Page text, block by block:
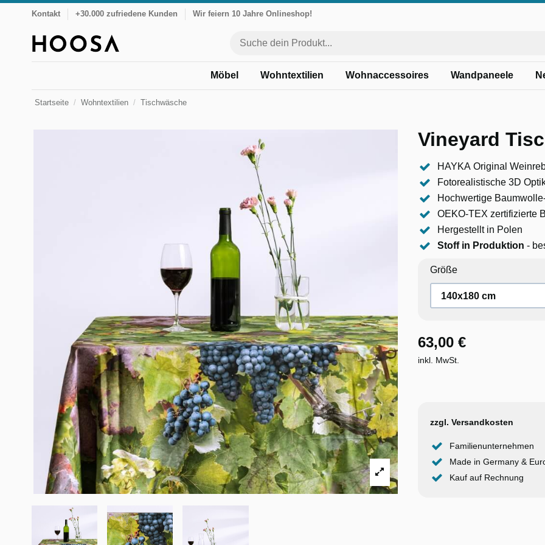
Kontakt +30.000 zufriedene Kunden Wir feiern 10 Jahre Onlineshop!
Möbel Wohntextilien Wohnaccessoires Wandpaneele
Startseite Wohntextilien Tischwäsche
Vineyard
HAYKA Original
Fotorealistische 3D
Hochwertige
OEKO-TEX zertifizierte
Hergestellt in Polen
Stoff in Produktion -
Größe
63,00 €
inkl. MwSt.
zzgl. Versandkosten
Familienunternehmen
Made in Germany &
Kauf auf Rechnung